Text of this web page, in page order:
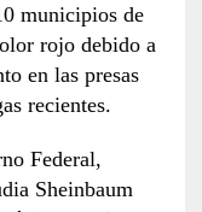
municipios de
rojo debido a
en las presas
recientes.
Federal,
Sheinbaum